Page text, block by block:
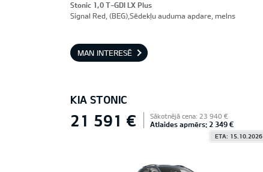
Stonic 1,0 T-GDI LX Plus
Signal Red, (BEG),Sēdekļu auduma apdare, melns
MAN INTERESĒ
KIA STONIC
21 591 € Sākotnējā cena: 23 940 €
Atlaides apmērs: 2 349 €
ETA: 15.10.2026